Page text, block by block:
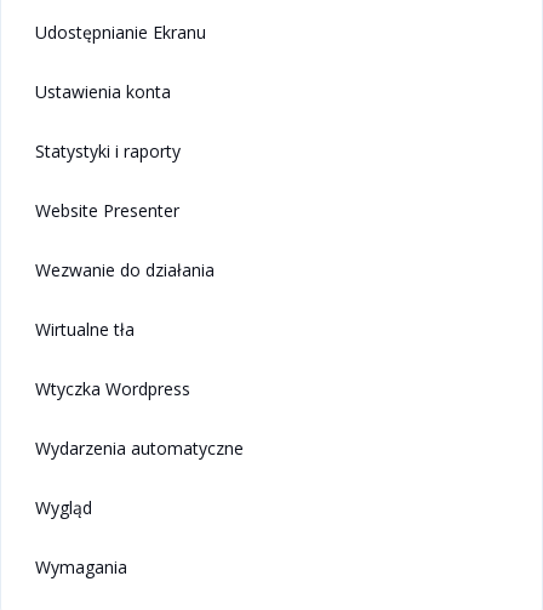
Udostępnianie Ekranu
Ustawienia konta
Statystyki i raporty
Website Presenter
Wezwanie do działania
Wirtualne tła
Wtyczka Wordpress
Wydarzenia automatyczne
Wygląd
Wymagania